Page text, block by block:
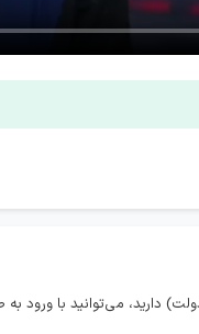
دارید، می‌توانید با